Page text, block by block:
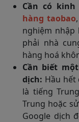
Cần có
hàng taobao
nghiệm nhập
phải nhà
hàng hoá
Cần biết
dịch: Hầu hết
là tiếng
Trung hoặc
Google dịch